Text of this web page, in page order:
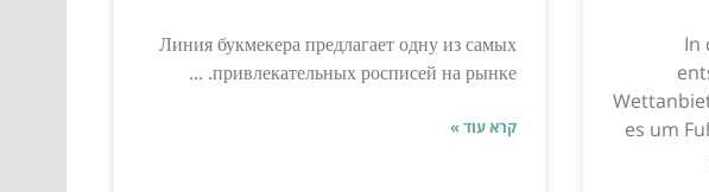
In
es um
Линия букмекера предлагает одну из самых
привлекательных росписей на рынке. ...
קרא עוד »